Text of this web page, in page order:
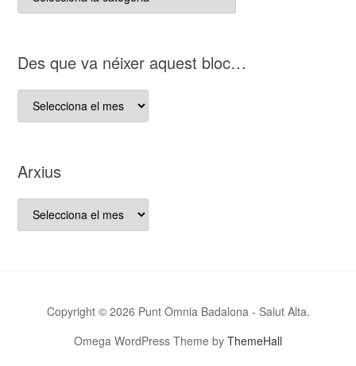
del
D es que va néixer aquest bloc…
D es
que
aquest
bloc…
Arxius
Arxius
Copyright © 2026 Punt Òmnia Badalona - Salut Alta.
Omega WordPress Theme by ThemeHall